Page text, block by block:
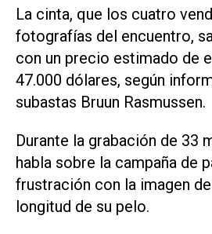
La cinta, que los cuatro
fotografías del encuentro,
con un precio estimado de
47.000 dólares, según
subastas Bruun Rasmussen.
Durante la grabación de 33
habla sobre la campaña de
frustración con la imagen
longitud de su pelo.